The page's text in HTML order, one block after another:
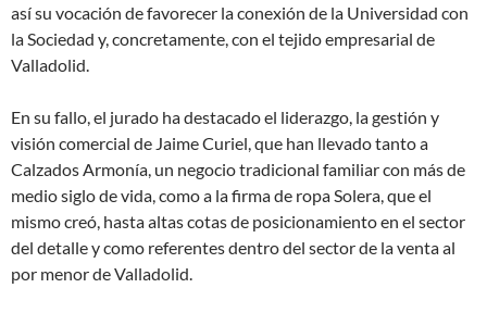
así su vocación de favorecer la conexión de la Universidad con
la Sociedad y, concretamente, con el tejido empresarial de
Valladolid.
En su fallo, el jurado ha destacado el liderazgo, la gestión y
visión comercial de Jaime Curiel, que han llevado tanto a
Calzados Armonía, un negocio tradicional familiar con más de
medio siglo de vida, como a la firma de ropa Solera, que el
mismo creó, hasta altas cotas de posicionamiento en el sector
del detalle y como referentes dentro del sector de la venta al
por menor de Valladolid.